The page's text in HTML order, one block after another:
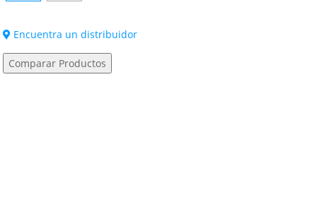
Encuentra un distribuidor
Comparar Productos